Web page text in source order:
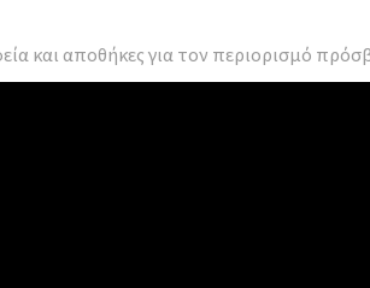
και αποθήκες για τον περιορισμό